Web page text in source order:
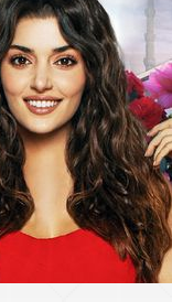
67 серия
71 серия
75 серия
79 серия
83 серия